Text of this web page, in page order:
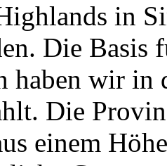
in
Die Basis
haben wir in
Die
einem